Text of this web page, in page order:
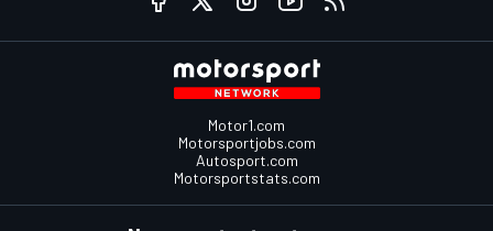
Motor1.com
Motorsportjobs.com
Autosport.com
Motorsportstats.com